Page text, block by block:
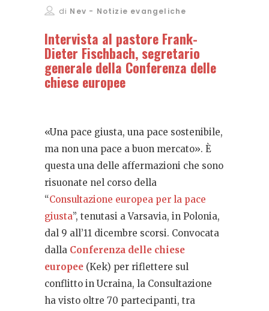
di Nev - Notizie evangeliche
Intervista al pastore Frank-
Dieter Fischbach, segretario
generale della Conferenza delle
chiese europee
«Una pace giusta, una pace sostenibile,
ma non una pace a buon mercato». È
questa una delle affermazioni che sono
risuonate nel corso della
“Consultazione europea per la pace
giusta”, tenutasi a Varsavia, in Polonia,
dal 9 all’11 dicembre scorsi. Convocata
dalla Conferenza delle chiese
europee (Kek) per riflettere sul
conflitto in Ucraina, la Consultazione
ha visto oltre 70 partecipanti, tra